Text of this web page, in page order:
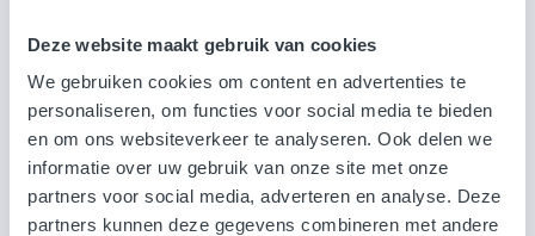
Deze website maakt gebruik van cookies
We gebruiken cookies om content en advertenties te
personaliseren, om functies voor social media te bieden
en om ons websiteverkeer te analyseren. Ook delen we
informatie over uw gebruik van onze site met onze
partners voor social media, adverteren en analyse. Deze
partners kunnen deze gegevens combineren met andere
Nice to meet you! Want to reach out?